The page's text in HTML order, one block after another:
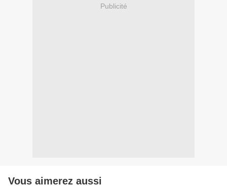
Publicité
Vous aimerez aussi